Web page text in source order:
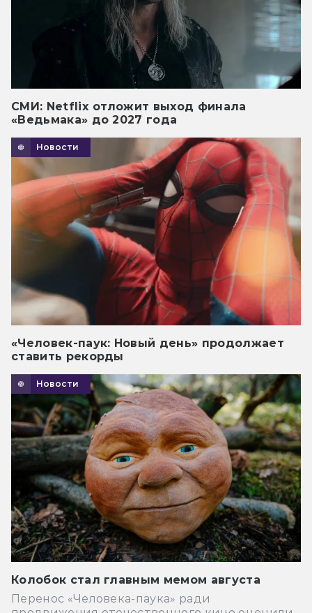
СМИ: Netflix отложит выход финала
«Ведьмака» до 2027 года
Новости
«Человек-паук: Новый день» продолжает
ставить рекорды
Новости
Колобок стал главным мемом августа
Перенос «Человека-паука» ради